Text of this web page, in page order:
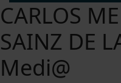
CARLOS
SAINZ DE
Medi@